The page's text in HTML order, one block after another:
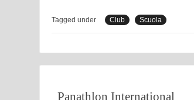
Tagged under Club
Scuola
Panathlon International